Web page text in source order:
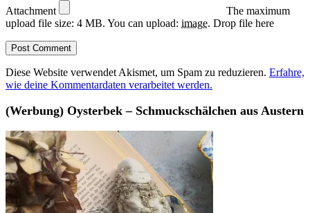
Attachment
The maximum
upload file size: 4 MB. You can upload: image. Drop file here
Diese Website verwendet Akismet, um Spam zu reduzieren. Erfahre,
wie deine Kommentardaten verarbeitet werden.
(Werbung) Oysterbek – Schmuckschälchen aus Austern